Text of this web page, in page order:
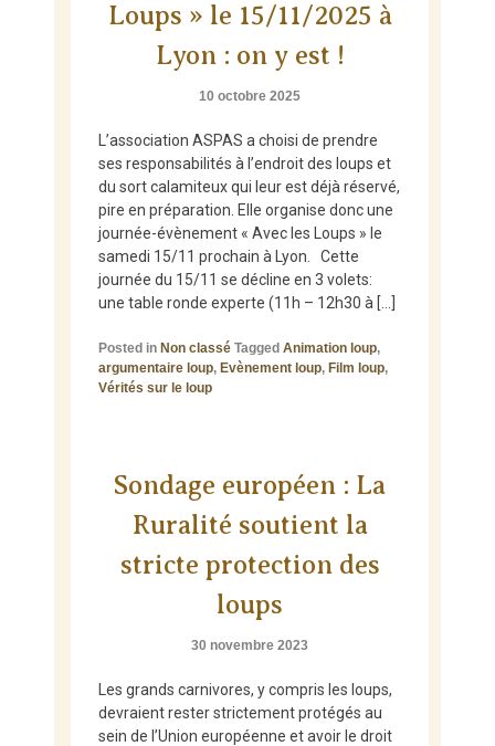
Loups » le 15/11/2025 à
Lyon : on y est !
10 octobre 2025
L’association ASPAS a choisi de prendre
ses responsabilités à l’endroit des loups et
du sort calamiteux qui leur est déjà réservé,
pire en préparation. Elle organise donc une
journée-évènement « Avec les Loups » le
samedi 15/11 prochain à Lyon. Cette
journée du 15/11 se décline en 3 volets:
une table ronde experte (11h – 12h30 à […]
Posted in Non classé Tagged Animation loup,
argumentaire loup, Evènement loup, Film loup,
Vérités sur le loup
Sondage européen : La
Ruralité soutient la
stricte protection des
loups
30 novembre 2023
Les grands carnivores, y compris les loups,
devraient rester strictement protégés au
sein de l’Union européenne et avoir le droit